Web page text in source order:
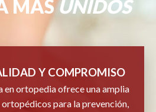
MÁSUNIDOS
Y COMPROMISO
en ortopedia ofrece una amplia
para la prevención,